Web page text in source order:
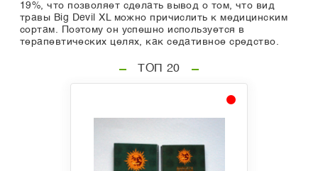
19%, что позволяет сделать вывод о том, что вид
травы Big Devil XL можно причислить к медицинским
сортам. Поэтому он успешно используется в
терапевтических целях, как седативное средство.
ТОП 20